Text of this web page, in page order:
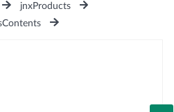
jnxProducts